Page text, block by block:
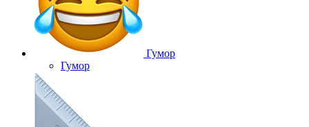
Гумор
Гумор